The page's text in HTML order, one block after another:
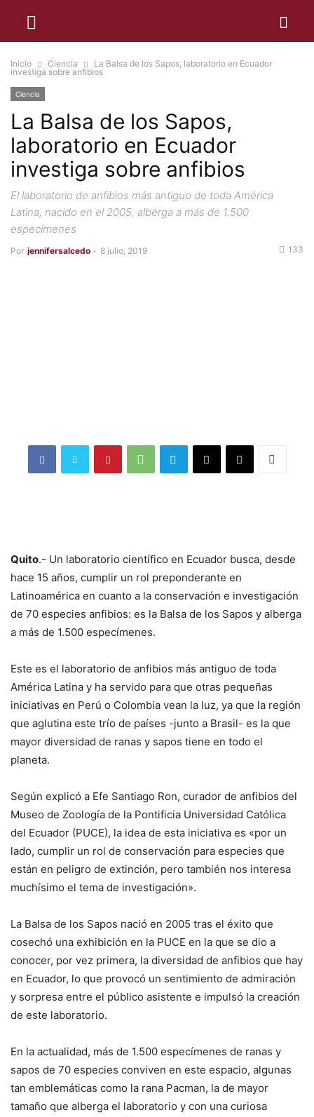
Inicio Ciencia
La Balsa de los Sapos, laboratorio en Ecuador
investiga sobre anfibios
Ciencia
La Balsa de los Sapos,
laboratorio en Ecuador
investiga sobre anfibios
El laboratorio de anfibios más antiguo de toda América
Latina, nacido en el 2005, alberga a más de 1.500
especímenes
Por jennifersalcedo - 8 julio, 2019 133
Quito.- Un laboratorio científico en Ecuador busca, desde
hace 15 años, cumplir un rol preponderante en
Latinoamérica en cuanto a la conservación e investigación
de 70 especies anfibios: es la Balsa de los Sapos y alberga
a más de 1.500 especímenes.
Este es el laboratorio de anfibios más antiguo de toda
América Latina y ha servido para que otras pequeñas
iniciativas en Perú o Colombia vean la luz, ya que la región
que aglutina este trío de países -junto a Brasil- es la que
mayor diversidad de ranas y sapos tiene en todo el
planeta.
Según explicó a Efe Santiago Ron, curador de anfibios del
Museo de Zoología de la Pontificia Universidad Católica
del Ecuador (PUCE), la idea de esta iniciativa es «por un
lado, cumplir un rol de conservación para especies que
están en peligro de extinción, pero también nos interesa
muchísimo el tema de investigación».
La Balsa de los Sapos nació en 2005 tras el éxito que
cosechó una exhibición en la PUCE en la que se dio a
conocer, por vez primera, la diversidad de anfibios que hay
en Ecuador, lo que provocó un sentimiento de admiración
y sorpresa entre el público asistente e impulsó la creación
de este laboratorio.
En la actualidad, más de 1.500 especímenes de ranas y
sapos de 70 especies conviven en este espacio, algunas
tan emblemáticas como la rana Pacman, la de mayor
tamaño que alberga el laboratorio y con una curiosa